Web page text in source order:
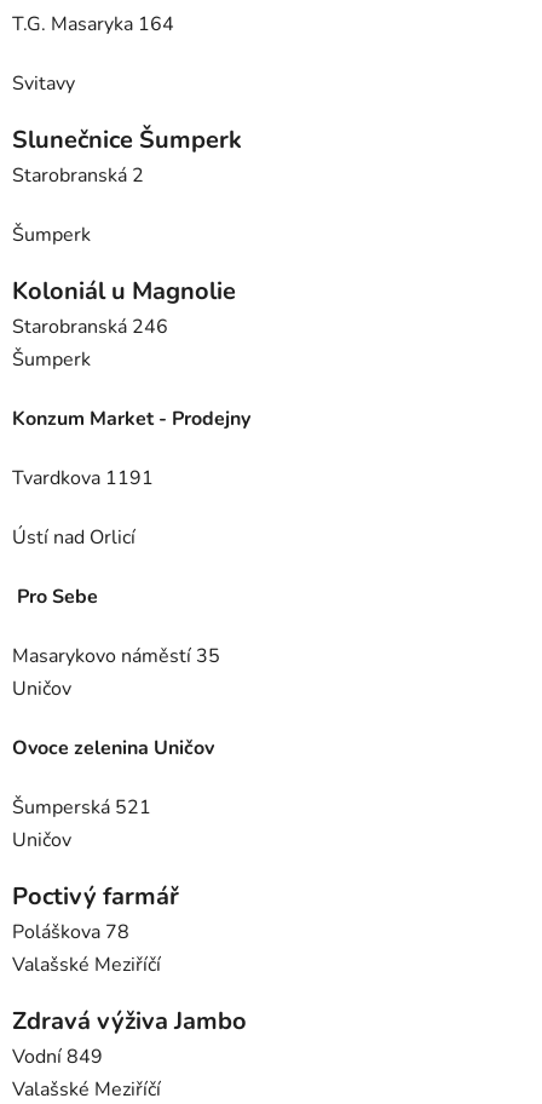
T.G. Masaryka 164
Svitavy
Slunečnice Šumperk
Starobranská 2
Šumperk
Koloniál u Magnolie
Starobranská 246
Šumperk
Konzum Market - Prodejny
Tvardkova 1191
Ústí nad Orlicí
Pro Sebe
Masarykovo náměstí 35
Uničov
Ovoce zelenina Uničov
Šumperská 521
Uničov
Poctivý farmář
Poláškova 78
Valašské Meziříčí
Zdravá výživa Jambo
Vodní 849
Valašské Meziříčí